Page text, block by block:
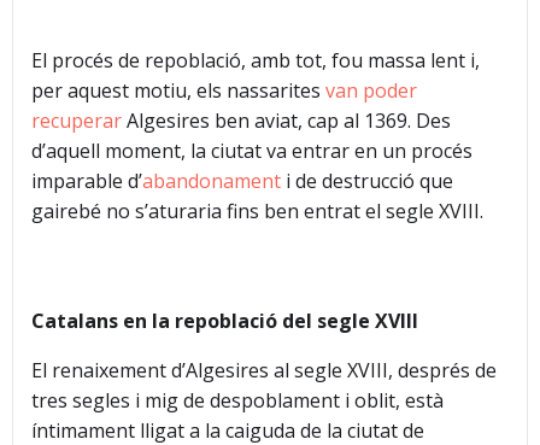
El procés de repoblació, amb tot, fou massa lent i,
per aquest motiu, els nassarites van poder
recuperarAlgesires ben aviat, cap al 1369. Des
d’aquell moment, la ciutat va entrar en un procés
imparable d’abandonament i de destrucció que
gairebé no s’aturaria fins ben entrat el segle XVIII.
Catalans en la repoblació del segle XVIII
El renaixement d’Algesires al segle XVIII, després de
tres segles i mig de despoblament i oblit, està
íntimament lligat a la caiguda de la ciutat de